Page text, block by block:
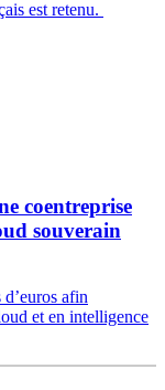
est retenu.
coentreprise
souverain
afin
et en intelligence